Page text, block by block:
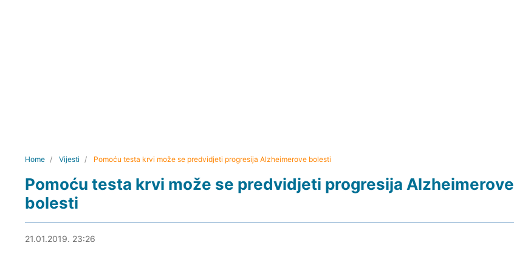
Home Vijesti Pomoću testa krvi može se predvidjeti progresija Alzheimerove bolesti
Pomoću testa krvi može se predvidjeti progresija Alzheimerove
bolesti
22.01.2019. 00:06
21.01.2019. 23:26